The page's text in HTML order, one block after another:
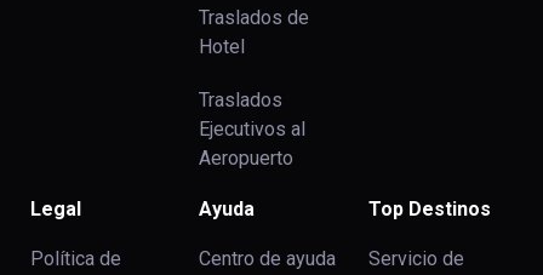
Traslados de
Hotel
Traslados
Ejecutivos al
Aeropuerto
Legal
Política de
Ayuda
Centro de ayuda
Top Destinos
Servicio de